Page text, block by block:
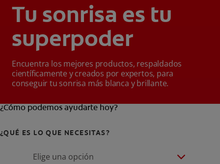
Tu sonrisa es tu
superpoder
Encuentra los mejores productos, respaldados
científicamente y creados por expertos, para
conseguir tu sonrisa más blanca y brillante.
¿Cómo podemos ayudarte hoy?
¿QUÉ ES LO QUE NECESITAS?
Elige una opción